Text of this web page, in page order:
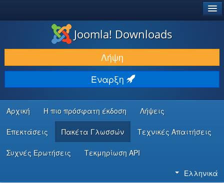
ΛΉΨΕΙΣ & ΕΠΕΚΤΆΣΕΙΣ
ΕΎΡΕΣΗ & ΜΆΘΗΣΗ
ΚΟΙΝΌΤΗΤΑ & ΥΠΟΣΤΉΡΙΞΗ
ΠΌΡΟΙ ΠΡΟΓΡΑΜΜΑΤΙΣΤΏΝ
Joomla! Downloads
Λήψη
Έναρξη
Αρχική Η πιο πρόσφατη έκδοση Λήψεις
Επεκτάσεις Πακέτα Γλωσσών Τεχνικές Απαιτήσεις
Συχνές Ερωτήσεις Τεκμηρίωση API
Ελληνικά